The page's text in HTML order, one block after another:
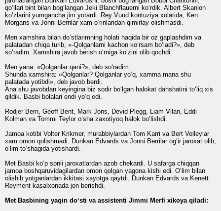
qo‘llari bint bilan bog‘langan Jeki Blanchflauerni ko‘rdik. Albert Skanlon
ko‘zlarini yumgancha jim yotardi. Rey Vuud kontuziya xolatida, Ken
Morgans va Jonni Berrilar xam o‘rinlaridan qimirlay olishmasdi.
Men xamshira bilan do‘stlarimning holati haqida bir oz gaplashdim va
palatadan chiqa turib, «-Qolganlarni kachon ko‘rsam bo‘ladi?», deb
so‘radim. Xamshira javob berish o‘rniga ko‘zini olib qochdi.
Men yana: «Qolganlar qani?», deb so‘radim.
Shunda xamshira: «Qolganlar? Qolganlar yo‘q, xamma mana shu
palatada yotibdi», deb javob berdi.
Ana shu javobdan keyingina biz sodir bo‘lgan halokat dahshatini to‘liq xis
qildik. Basbi bolalari endi yo‘q edi.
Rodjer Bern, Geoff Bent, Mark Jons, Devid Plegg, Liam Vilan, Eddi
Kolman va Tommi Teylor o‘sha zaxotiyoq halok bo‘lishdi.
Jamoa kotibi Volter Krikmer, murabbiylardan Tom Karri va Bert Volleylar
xam omon qolishmadi. Dunkan Edvards va Jonni Berrilar og‘ir jaroxat olib,
o‘lim to‘shagida yotishardi.
Met Basbi ko‘p sonli jaroxatlardan azob chekardi. U safarga chiqqan
jamoa boshqaruvidagilardan omon qolgan yagona kishi edi. O‘lim bilan
olishib yotganlardan ikkitasi xayotga qaytdi. Dunkan Edvards va Kenett
Reyment kasalxonada jon berishdi.
Met Basbining yaqin do‘sti va assistenti Jimmi Merfi xikoya qiladi: